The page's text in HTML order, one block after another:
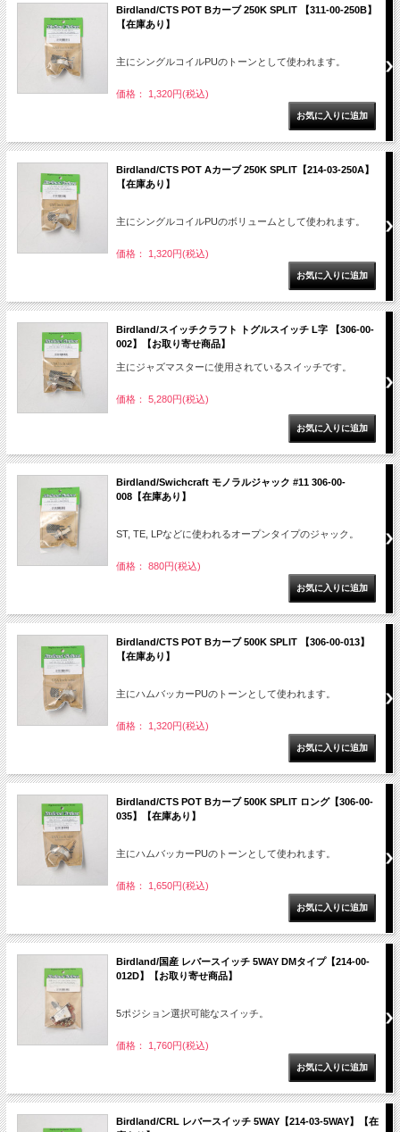
Birdland/CTS POT Bカーブ 250K SPLIT 【311-00-250B】
【在庫あり】
主にシングルコイルPUのトーンとして使われます。
価格： 1,320円(税込)
Birdland/CTS POT Aカーブ 250K SPLIT【214-03-250A】
【在庫あり】
主にシングルコイルPUのボリュームとして使われます。
価格： 1,320円(税込)
Birdland/スイッチクラフト トグルスイッチ L字 【306-00-
002】【お取り寄せ商品】
主にジャズマスターに使用されているスイッチです。
価格： 5,280円(税込)
Birdland/Swichcraft モノラルジャック #11 306-00-
008【在庫あり】
ST, TE, LPなどに使われるオープンタイプのジャック。
価格： 880円(税込)
Birdland/CTS POT Bカーブ 500K SPLIT 【306-00-013】
【在庫あり】
主にハムバッカーPUのトーンとして使われます。
価格： 1,320円(税込)
Birdland/CTS POT Bカーブ 500K SPLIT ロング【306-00-
035】【在庫あり】
主にハムバッカーPUのトーンとして使われます。
価格： 1,650円(税込)
Birdland/国産 レバースイッチ 5WAY DMタイプ【214-00-
012D】【お取り寄せ商品】
5ポジション選択可能なスイッチ。
価格： 1,760円(税込)
Birdland/CRL レバースイッチ 5WAY【214-03-5WAY】【在